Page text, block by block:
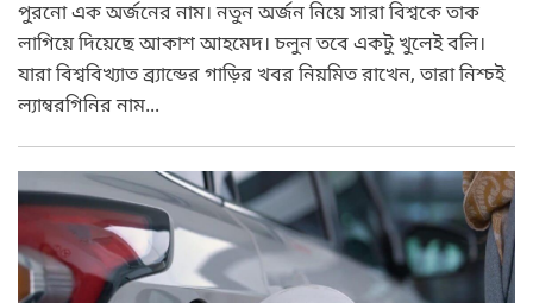
পুরনো এক অর্জনের নাম। নতুন অর্জন নিয়ে সারা বিশ্বকে তাক
লাগিয়ে দিয়েছে আকাশ আহমেদ। চলুন তবে একটু খুলেই বলি।
যারা বিশ্ববিখ্যাত ব্র্যান্ডের গাড়ির খবর নিয়মিত রাখেন, তারা নিশ্চই
ল্যাম্বরগিনির নাম...